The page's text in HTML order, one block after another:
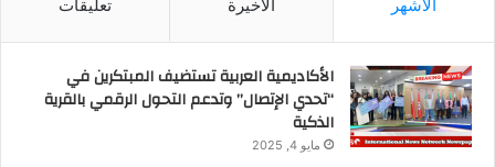
الأشهر الأخيرة تعليقات
الأكاديمية العربية تستضيف المبتكرين في
“تحدي الإتصال” وتدعم التحول الرقمي بالقرية
الذكية
مايو 4, 2025